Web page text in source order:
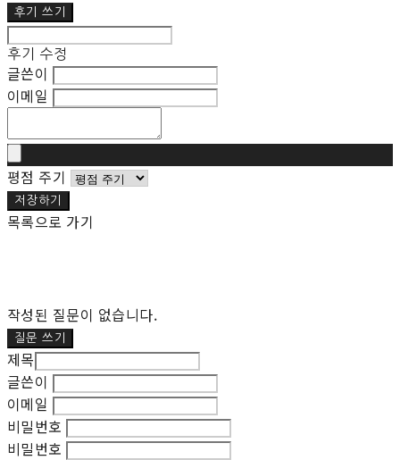
후기 쓰기
후기 수정
글쓴이
이메일
평점 주기
저장하기
목록으로 가기
작성된 질문이 없습니다.
질문 쓰기
제목
글쓴이
이메일
비밀번호
비밀번호